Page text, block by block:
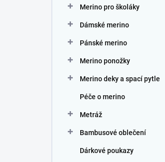
Merino pro školáky
Dámské merino
Pánské merino
Merino ponožky
Merino deky a spací pytle
Péče o merino
Metráž
Bambusové oblečení
Dárkové poukazy